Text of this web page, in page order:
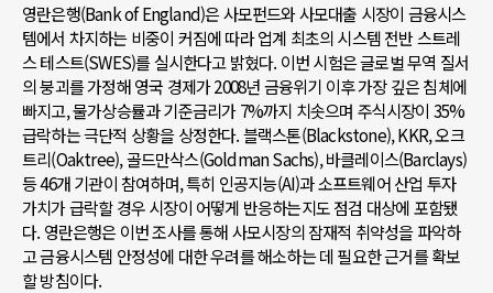
영란은행(Bank of England)은 사모펀드와 사모대출 시장이 금융시스
템에서 차지하는 비중이 커짐에 따라 업계 최초의 시스템 전반 스트레
스 테스트(SWES)를 실시한다고 밝혔다. 이번 시험은 글로벌 무역 질서
의 붕괴를 가정해 영국 경제가 2008년 금융위기 이후 가장 깊은 침체에
빠지고, 물가상승률과 기준금리가 7%까지 치솟으며 주식시장이 35%
급락하는 극단적 상황을 상정한다. 블랙스톤(Blackstone), KKR, 오크
트리(Oaktree), 골드만삭스(Goldman Sachs), 바클레이스(Barclays)
등 46개 기관이 참여하며, 특히 인공지능(AI)과 소프트웨어 산업 투자
가치가 급락할 경우 시장이 어떻게 반응하는지도 점검 대상에 포함됐
다. 영란은행은 이번 조사를 통해 사모시장의 잠재적 취약성을 파악하
고 금융시스템 안정성에 대한 우려를 해소하는 데 필요한 근거를 확보
할 방침이다.